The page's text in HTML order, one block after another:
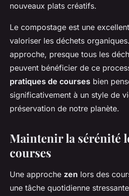
nouveaux plats créatifs.
Le compostage est une
valoriser les déchets
approche, presque tous les
peuvent bénéficier de ce
pratiques de courses bien
significativement à un style de
préservation de notre planète.
Maintenir la sérénité
courses
Une approche zen lors des
une tâche quotidienne